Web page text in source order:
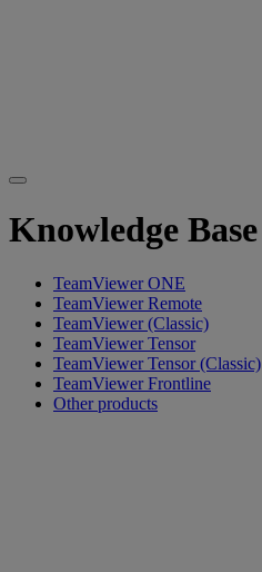
Knowledge Base
TeamViewer ONE
TeamViewer Remote
TeamViewer (Classic)
TeamViewer Tensor
TeamViewer Tensor (Classic)
TeamViewer Frontline
Other products